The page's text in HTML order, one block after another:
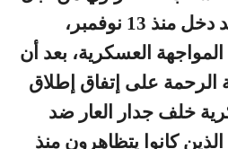
الحرية والإستقلال، قد دخل منذ 13 نوفمبر،
العسكرية، بعد أن
على إتفاق إطلاق
خلف جدار العار ضد
كانوا يتظاهرون منذ